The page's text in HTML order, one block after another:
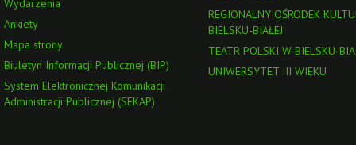
Wydarzenia
Ankiety
Mapa strony
Biuletyn Informacji Publicznej (BIP)
System Elektronicznej Komunikacji
Administracji Publicznej (SEKAP)
REGIONALNY OŚRODEK
BIELSKU-BIAŁEJ
TEATR POLSKI W BIELSKU-
UNIWERSYTET III WIEKU